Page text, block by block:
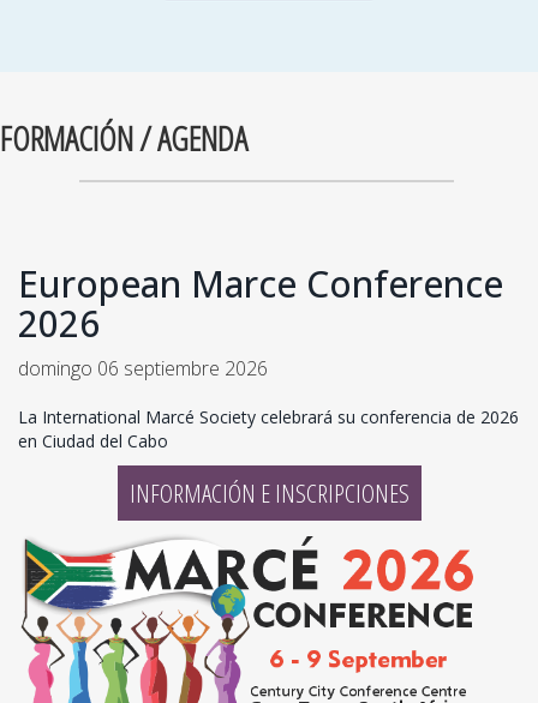
FORMACIÓN / AGENDA
European Marce Conference
2026
domingo 06 septiembre 2026
La International Marcé Society celebrará su conferencia de 2026
en Ciudad del Cabo
INFORMACIÓN E INSCRIPCIONES